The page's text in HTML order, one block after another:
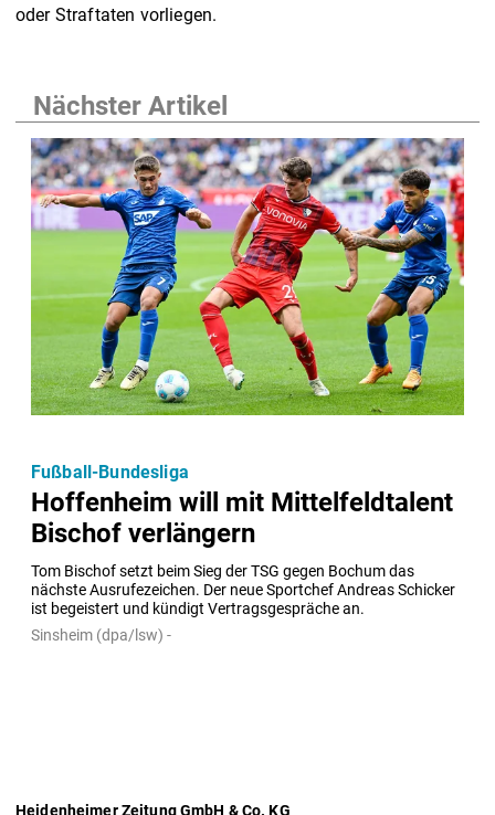
oder Straftaten vorliegen.
Nächster Artikel
Hoffenheim will mit Mittelfeldtalent
Bischof verlängern
Tom Bischof setzt beim Sieg der TSG gegen Bochum das
nächste Ausrufezeichen. Der neue Sportchef Andreas Schicker
ist begeistert und kündigt Vertragsgespräche an.
Fußball-Bundesliga
Sinsheim (dpa/lsw) -
Heidenheimer Zeitung GmbH & Co. KG